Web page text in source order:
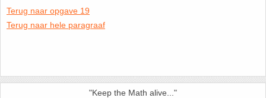
Terug naar opgave 19
Terug naar hele paragraaf
"Keep the Math alive..."
HAVO 5B - Hoofdstuk 10 - Meetkundige
berekeningen
18. Matrices
20. Oppervlakte cilinder